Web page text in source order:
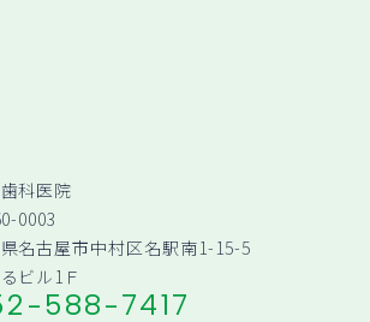
科医院
0003
名古屋市中村区名駅南1-15-5
ビル1Ｆ
588-7417